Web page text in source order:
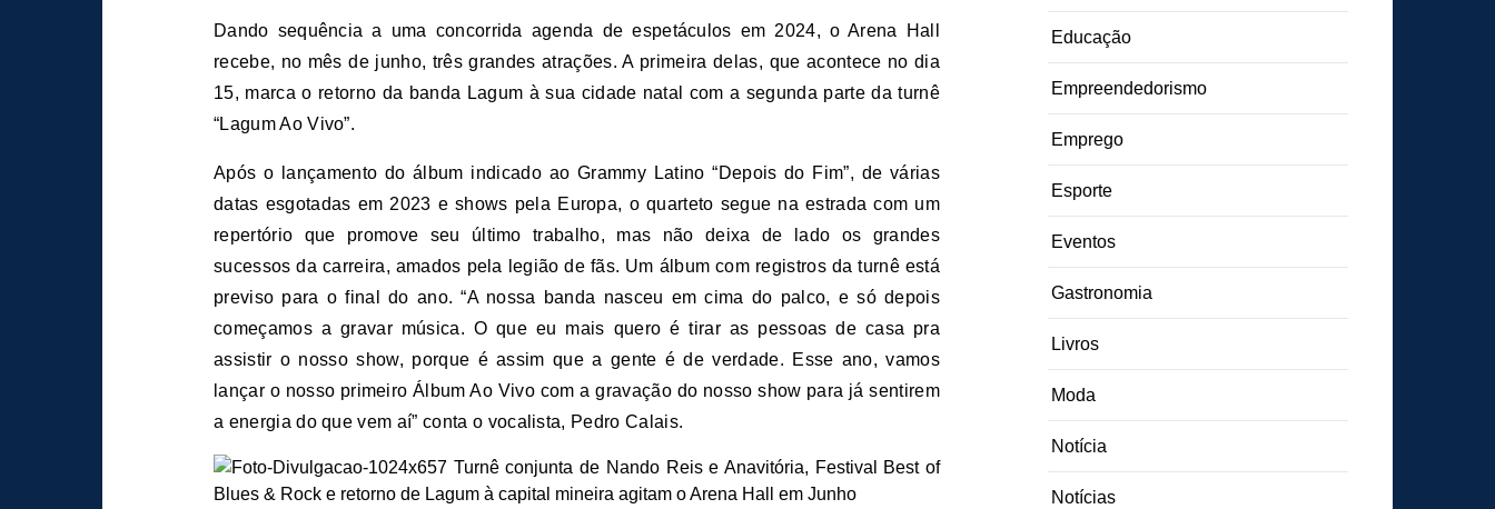
Dando sequência a uma concorrida agenda de espetáculos em 2024, o Arena Hall
recebe, no mês de junho, três grandes atrações. A primeira delas, que acontece no dia
15, marca o retorno da banda Lagum à sua cidade natal com a segunda parte da turnê
“Lagum Ao Vivo”.
Após o lançamento do álbum indicado ao Grammy Latino “Depois do Fim”, de várias
datas esgotadas em 2023 e shows pela Europa, o quarteto segue na estrada com um
repertório que promove seu último trabalho, mas não deixa de lado os grandes
sucessos da carreira, amados pela legião de fãs. Um álbum com registros da turnê está
previso para o final do ano. “A nossa banda nasceu em cima do palco, e só depois
começamos a gravar música. O que eu mais quero é tirar as pessoas de casa pra
assistir o nosso show, porque é assim que a gente é de verdade. Esse ano, vamos
lançar o nosso primeiro Álbum Ao Vivo com a gravação do nosso show para já sentirem
a energia do que vem aí” conta o vocalista, Pedro Calais.
Educação
Empreendedorismo
Emprego
Esporte
Eventos
Gastronomia
Livros
Moda
Notícia
Notícias